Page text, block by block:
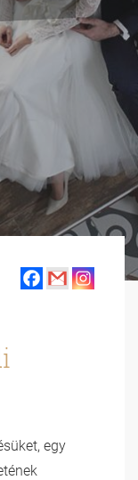
Esküvő a
egy